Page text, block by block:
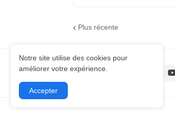
Plus récente
Notre site utilise des cookies pour
améliorer votre expérience.
Accepter